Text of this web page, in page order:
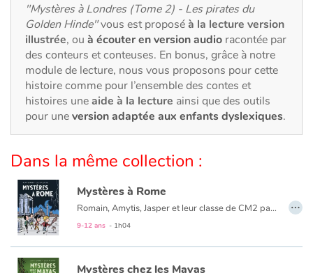
En famille
Quotidien et loisirs
À l'école
Fêtes et évènements
Amour et amitié
Sujets de société
Émotions et sentiments
"Mystères à Londres (Tome 2) - Les pirates du
Golden Hinde"vous est proposéà la lecture version
illustrée, ou à écouter en version audio racontée par
des conteurs et conteuses. En bonus, grâce à notre
module de lecture, nous vous proposons pour cette
histoire comme pour l’ensemble des contes et
histoires uneaide à la lecture ainsi que des outils
pour uneversion adaptée aux enfants dyslexiques.
Dans la même collection :
Mystères à Rome
Romain, Amytis, Jasper et leur classe de CM2 participent à un stage archéologique à Rome. Ils font la connaissance d’élèves italiens qui partagent leurs travaux, sous la direction d’un professeur un peu fou. Au cours de leurs fouilles, ils découvrent un tombeau étrusque qui, d’après les indications gravées sur le sarcophage, serait celui d’un dieu malfaisant. Mais n’est-il pas dangereux de réveiller un dieu capable de lancer des foudres sur la ville ? Et qu’est-il arrivé au professeur dont le corps est retrouvé dans le sarcophage de pierre ?
9-12 ans - 1h04
…
Mystères chez les Mayas